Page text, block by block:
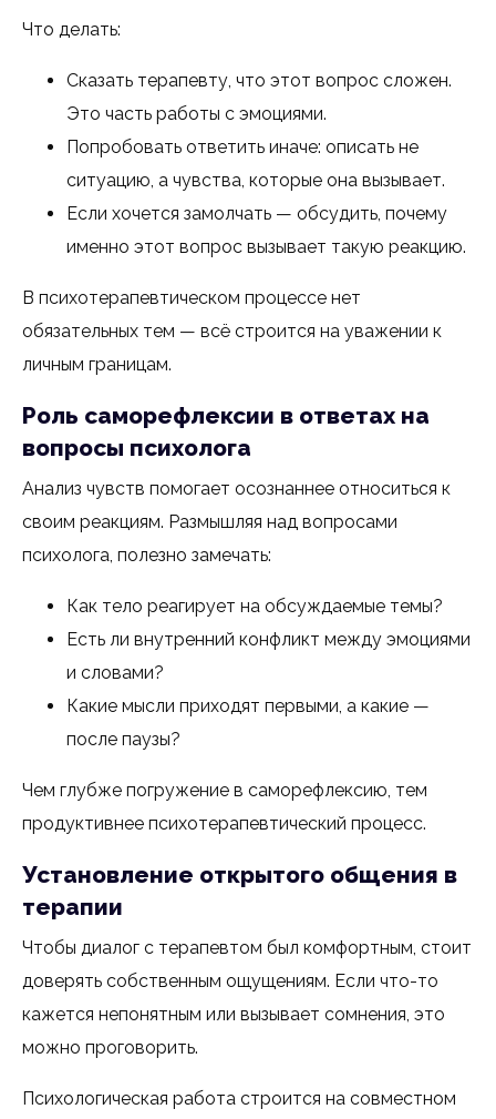
Что делать:
Сказать терапевту, что этот вопрос сложен.
Это часть работы с эмоциями.
Попробовать ответить иначе: описать не
ситуацию, а чувства, которые она вызывает.
Если хочется замолчать — обсудить, почему
именно этот вопрос вызывает такую реакцию.
В психотерапевтическом процессе нет
обязательных тем — всё строится на уважении к
личным границам.
Роль саморефлексии в ответах на
вопросы психолога
Анализ чувств помогает осознаннее относиться к
своим реакциям. Размышляя над вопросами
психолога, полезно замечать:
Как тело реагирует на обсуждаемые темы?
Есть ли внутренний конфликт между эмоциями
и словами?
Какие мысли приходят первыми, а какие —
после паузы?
Чем глубже погружение в саморефлексию, тем
продуктивнее психотерапевтический процесс.
Установление открытого общения в
терапии
Чтобы диалог с терапевтом был комфортным, стоит
доверять собственным ощущениям. Если что-то
кажется непонятным или вызывает сомнения, это
можно проговорить.
Психологическая работа строится на совместном